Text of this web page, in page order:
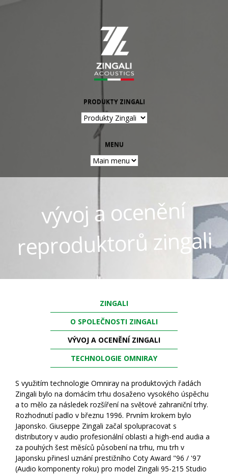
PRODUKTY ZINGALI
MENU
vývoj a ocenění
reproduktorů zingali
ZINGALI
O SPOLEČNOSTI ZINGALI
VÝVOJ A OCENĚNÍ ZINGALI
TECHNOLOGIE OMNIRAY
S využitím technologie Omniray na produktových řadách
Zingali bylo na domácím trhu dosaženo vysokého úspěchu
a to mělo za následek rozšíření na světové zahraniční trhy.
Rozhodnutí padlo v březnu 1996. Prvním krokem bylo
Japonsko. Giuseppe Zingali začal spolupracovat s
distributory v audio profesionální oblasti a high-end audia a
za pouhých šest měsíců působení na trhu, mu trh v
Japonsku přinesl uznání prestižního Coty Award "96 / '97
(Audio komponenty roku) pro model Zingali 95-215 Studio